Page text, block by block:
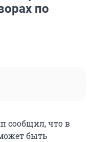
по
сообщил, что в
быть